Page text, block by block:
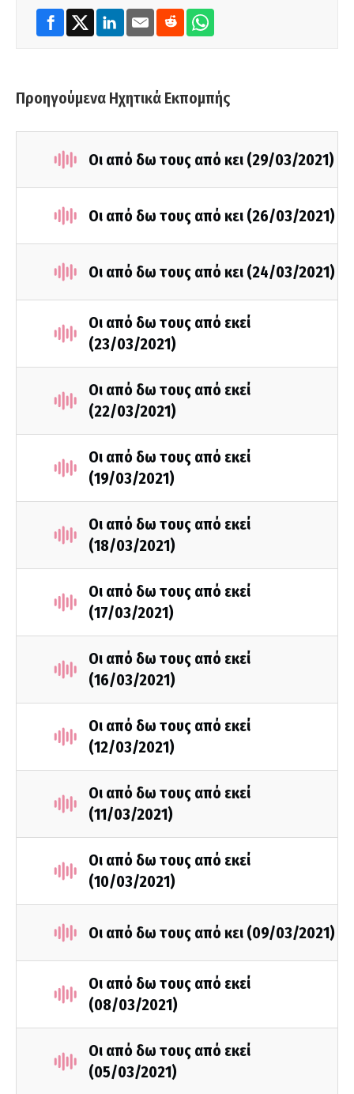
Προηγούμενα Ηχητικά Εκπομπής
Οι από δω τους από κει (29/03/2021)
Οι από δω τους από κει (26/03/2021)
Οι από δω τους από κει (24/03/2021)
Οι από δω τους από εκεί
(23/03/2021)
Οι από δω τους από εκεί
(22/03/2021)
Οι από δω τους από εκεί
(19/03/2021)
Οι από δω τους από εκεί
(18/03/2021)
Οι από δω τους από εκεί
(17/03/2021)
Οι από δω τους από εκεί
(16/03/2021)
Οι από δω τους από εκεί
(12/03/2021)
Οι από δω τους από εκεί
(11/03/2021)
Οι από δω τους από εκεί
(10/03/2021)
Οι από δω τους από κει (09/03/2021)
Οι από δω τους από εκεί
(08/03/2021)
Οι από δω τους από εκεί
(05/03/2021)